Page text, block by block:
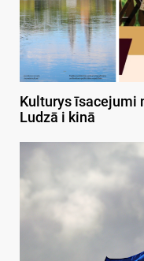
Kulturys īsacejumi
Ludzā i kinā